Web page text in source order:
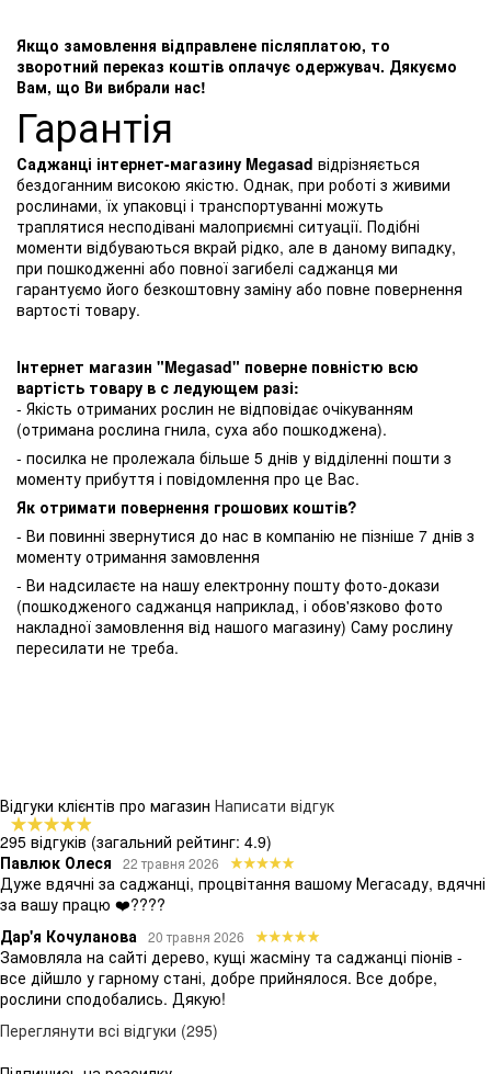
Якщо замовлення відправлене післяплатою, то
зворотний переказ коштів оплачує одержувач. Дякуємо
Вам, що Ви вибрали нас!
Гарантія
Саджанці інтернет-магазину Megasad відрізняється
бездоганним високою якістю. Однак, при роботі з живими
рослинами, їх упаковці і транспортуванні можуть
траплятися несподівані малоприємні ситуації. Подібні
моменти відбуваються вкрай рідко, але в даному випадку,
при пошкодженні або повної загибелі саджанця ми
гарантуємо його безкоштовну заміну або повне повернення
вартості товару.
Інтернет магазин "Megasad" поверне повністю всю
вартість товару в с ледующем разі:
- Якість отриманих рослин не відповідає очікуванням
(отримана рослина гнила, суха або пошкоджена).
- посилка не пролежала більше 5 днів у відділенні пошти з
моменту прибуття і повідомлення про це Вас.
Як отримати повернення грошових коштів?
- Ви повинні звернутися до нас в компанію не пізніше 7 днів з
моменту отримання замовлення
- Ви надсилаєте на нашу електронну пошту фото-докази
(пошкодженого саджанця наприклад, і обов'язково фото
накладної замовлення від нашого магазину) Саму рослину
пересилати не треба.
Відгуки клієнтів про магазин Написати відгук
295 відгуків (загальний рейтинг: 4.9)
Павлюк Олеся
22 травня 2026
Дуже вдячні за саджанці, процвітання вашому Мегасаду, вдячні
за вашу працю ❤️????
Дар'я Кочуланова
20 травня 2026
Замовляла на сайті дерево, кущі жасміну та саджанці піонів -
все дійшло у гарному стані, добре прийнялося. Все добре,
рослини сподобались. Дякую!
Переглянути всі відгуки (295)